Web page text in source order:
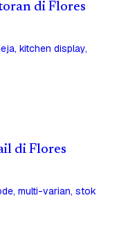
di Flores
kitchen display,
di Flores
multi-varian, stok